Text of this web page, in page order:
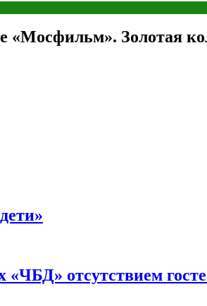
«Мосфильм». Золотая
отсутствием